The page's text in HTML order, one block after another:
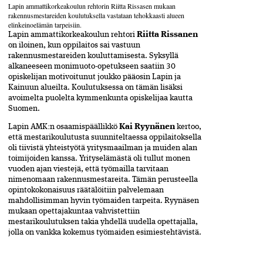
Lapin ammattikorkeakoulun rehtorin Riitta Rissasen mukaan
rakennusmestareiden koulutuksella vastataan tehokkaasti alueen
elinkeinoelämän tarpeisiin.
Lapin ammattikorkeakoulun rehtori Riitta Rissanen­
on iloinen, kun oppilaitos sai vastuun
rakennusmestareiden­ kouluttamisesta. Syksyllä
alkaneeseen monimuoto-opetukseen saatiin 30
opiskelijan motivoitunut joukko pääosin Lapin ja
Kainuun alueilta. Koulutuksessa on tämän lisäksi
avoimelta puolelta­ kymmen­kunta opiskelijaa kautta
Suomen.
Lapin AMK:n osaamispäällikkö­ Kai Ryynänen kertoo,
että mestari­koulutusta suunniteltaessa oppilaitoksella
oli tiivistä yhteistyötä yritysmaailman ja muiden alan
toimijoiden kanssa. Yrityselämästä oli tullut monen
vuoden ajan viestejä, että työmailla tarvitaan
nimenomaan rakennus­mestareita. Tämän perusteella
opinto­kokonaisuus räätälöitiin palvelemaan
mahdollisimman hyvin työmaiden tarpeita. Ryynäsen
mukaan opettajakuntaa vahvistettiin
mestarikoulutuksen takia yhdellä uudella opettajalla,
jolla on vankka kokemus työmaiden esimiestehtävistä.